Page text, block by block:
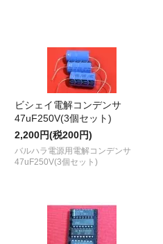
ビシェイ電解コンデンサ
47uF250V(3個セット)
2,200円(税200円)
バルハラ電源用電解コンデンサ
47uF250V(3個セット)